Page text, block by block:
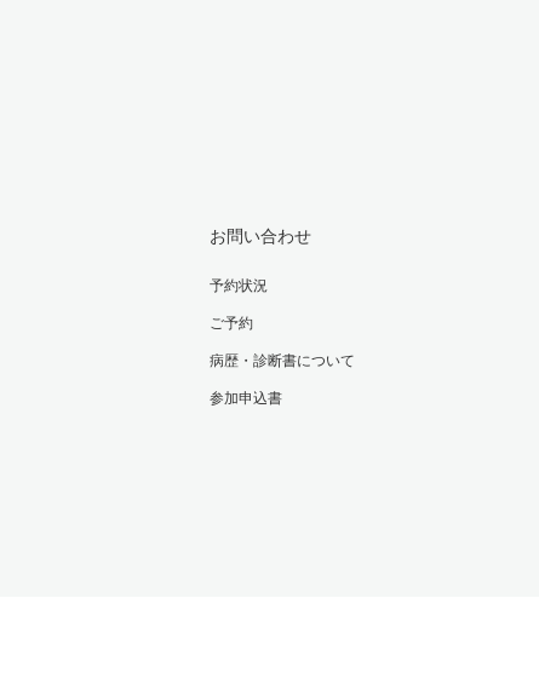
お問い合わせ
予約状況
ご予約
病歴・診断書について
参加申込書